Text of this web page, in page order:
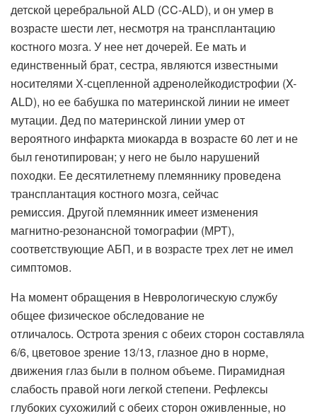
детской церебральной ALD (CC-ALD), и он умер в
возрасте шести лет, несмотря на трансплантацию
костного мозга. У нее нет дочерей. Ее мать и
единственный брат, сестра, являются известными
носителями Х-сцепленной адренолейкодистрофии (X-
ALD), но ее бабушка по материнской линии не имеет
мутации. Дед по материнской линии умер от
вероятного инфаркта миокарда в возрасте 60 лет и не
был генотипирован; у него не было нарушений
походки. Ее десятилетнему племяннику проведена
трансплантация костного мозга, сейчас
ремиссия. Другой племянник имеет изменения
магнитно-резонансной томографии (МРТ),
соответствующие АБП, и в возрасте трех лет не имел
симптомов.
На момент обращения в Неврологическую службу
общее физическое обследование не
отличалось. Острота зрения с обеих сторон составляла
6/6, цветовое зрение 13/13, глазное дно в норме,
движения глаз были в полном объеме. Пирамидная
слабость правой ноги легкой степени. Рефлексы
глубоких сухожилий с обеих сторон оживленные, но